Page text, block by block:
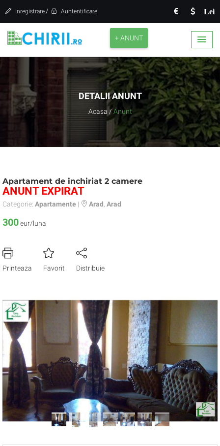
Lei
Inregistrare / Auntentificare
+ ANUNT
DETALII ANUNT
Acasa / Anunt
Apartament de inchiriat 2 camere
ANUNT EXPIRAT
Categorie: Apartamente | Arad Arad
300eur/luna
Printeaza Favorit Distribuie